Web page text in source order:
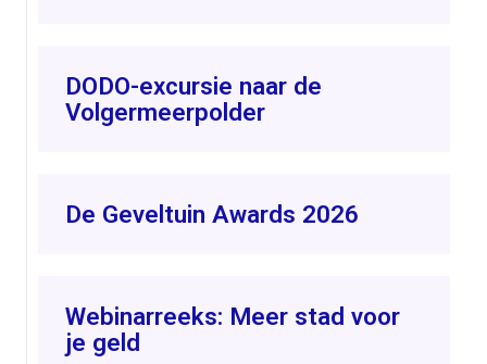
DODO-excursie naar de
Volgermeerpolder
De Geveltuin Awards 2026
Webinarreeks: Meer stad voor
je geld